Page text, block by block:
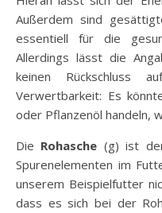
Außerdem sind
essentiell für die
Allerdings lässt die
keinen Rückschluss
Verwertbarkeit: Es
oder Pflanzenöl handeln,
Die Rohasche (g) ist
Spurenelementen im
unserem Beispielfutter
dass es sich bei der